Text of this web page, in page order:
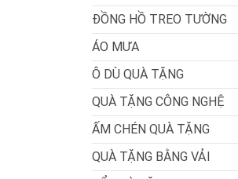
ĐỒNG HỒ TREO TƯỜNG
ÁO MƯA
Ô DÙ QUÀ TẶNG
QUÀ TẶNG CÔNG NGHỆ
ẤM CHÉN QUÀ TẶNG
QUÀ TẶNG BẰNG VẢI